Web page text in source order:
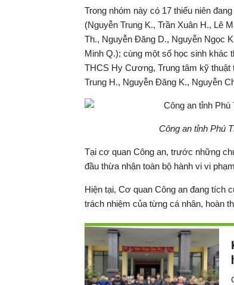
Trong nhóm này có 17 thiếu niên
(Nguyễn Trung K., Trần Xuân H., Lê
Th., Nguyễn Đăng D., Nguyễn Ngọc
Minh Q.); cùng một số học sinh khác
THCS Hy Cương, Trung tâm kỹ
Trung H., Nguyễn Đăng K., Nguyễn
Công an tỉnh Phú
Tại cơ quan Công an, trước những
đầu thừa nhận toàn bộ hành vi vi
Hiện tại, Cơ quan Công an đang tích
trách nhiệm của từng cá nhân, hoàn